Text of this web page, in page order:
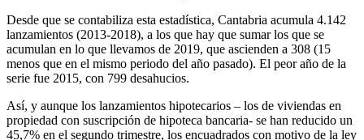
Desde que se contabiliza esta estadística, Cantabria acumula 4.142
lanzamientos (2013-2018), a los que hay que sumar los que se
acumulan en lo que llevamos de 2019, que ascienden a 308 (15
menos que en el mismo periodo del año pasado). El peor año de la
serie fue 2015, con 799 desahucios.
Así, y aunque los lanzamientos hipotecarios – los de viviendas en
propiedad con suscripción de hipoteca bancaria- se han reducido un
45,7% en el segundo trimestre, los encuadrados con motivo de la ley